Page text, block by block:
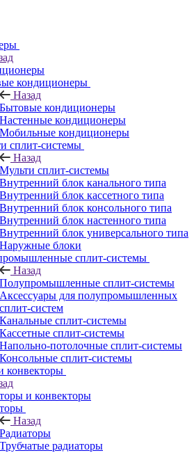
кондиционеры
Назад
Бытовые кондиционеры
Настенные кондиционеры
Мобильные кондиционеры
сплит-системы
Назад
Мульти сплит-системы
Внутренний блок канального типа
Внутренний блок кассетного типа
Внутренний блок консольного типа
Внутренний блок настенного типа
Внутренний блок универсального типа
Наружные блоки
сплит-системы
Назад
Полупромышленные сплит-системы
Аксессуары для полупромышленных
сплит-систем
Канальные сплит-системы
Кассетные сплит-системы
Напольно-потолочные сплит-системы
Консольные сплит-системы
конвекторы
и конвекторы
Назад
Радиаторы
Трубчатые радиаторы